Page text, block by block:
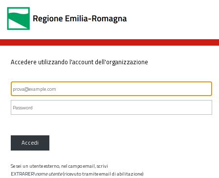
Accedere utilizzando l'account dell'organizzazione
Accedi
Se sei un utente esterno, nel campo email, scrivi
EXTRARER\nome utente(ricevuto tramite email di abilitazione)